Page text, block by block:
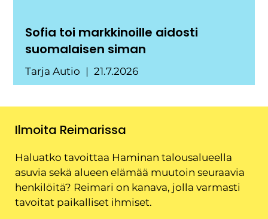
Sofia toi markkinoille aidosti
suomalaisen siman
Tarja Autio 21.7.2026
Ilmoita Reimarissa
Haluatko tavoittaa Haminan talousalueella
asuvia sekä alueen elämää muutoin seuraavia
henkilöitä? Reimari on kanava, jolla varmasti
tavoitat paikalliset ihmiset.